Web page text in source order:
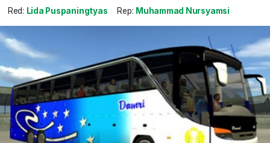
Red: Lida Puspaningtyas Rep: Muhammad Nursyamsi